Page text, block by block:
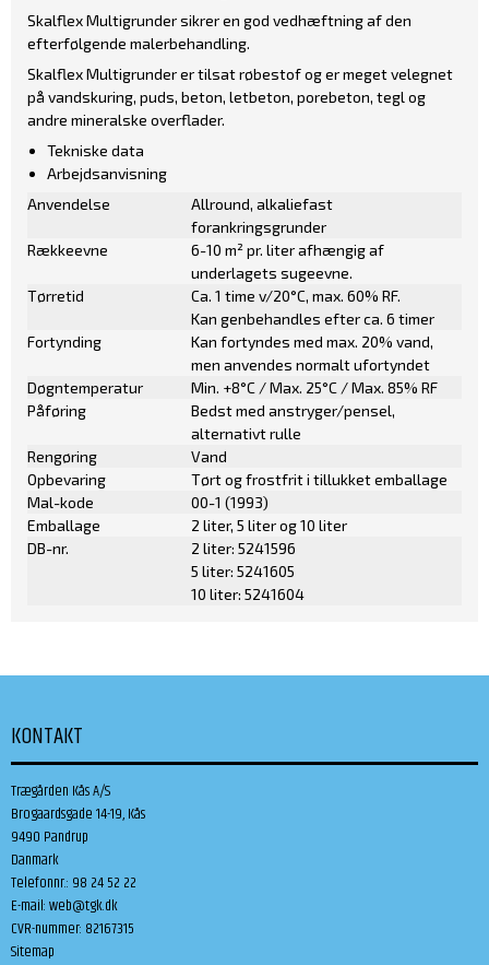
Skalflex Multigrunder sikrer en god vedhæftning af den
efterfølgende malerbehandling.
Skalflex Multigrunder er tilsat røbestof og er meget velegnet
på vandskuring, puds, beton, letbeton, porebeton, tegl og
andre mineralske overflader.
Tekniske data
Arbejdsanvisning
Anvendelse
Allround, alkaliefast
forankringsgrunder
Rækkeevne
6-10 m² pr. liter afhængig af
underlagets sugeevne.
Tørretid
Ca. 1 time v/20°C, max. 60% RF.
Kan genbehandles efter ca. 6 timer
Fortynding
Kan fortyndes med max. 20% vand,
men anvendes normalt ufortyndet
Døgntemperatur
Min. +8°C / Max. 25°C / Max. 85% RF
Påføring
Bedst med anstryger/pensel,
alternativt rulle
Rengøring
Vand
Opbevaring
Tørt og frostfrit i tillukket emballage
Mal-kode
00-1 (1993)
Emballage
2 liter, 5 liter og 10 liter
DB-nr.
2 liter: 5241596
5 liter: 5241605
10 liter: 5241604
KONTAKT
Trægården Kås A/S
Brogaardsgade 14-19, Kås
9490 Pandrup
Danmark
Telefonnr.: 98 24 52 22
E-mail:web@tgk.dk
CVR-nummer: 82167315
Sitemap